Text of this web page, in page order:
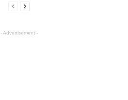
- Advertisement -